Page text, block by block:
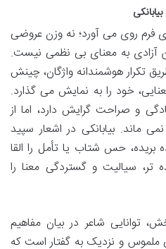
فرم روی می آورد؛ نه وزن عروضی
آزادی به معنای بی نظمی نیست.
تکرار هوشمندانه واژگان، چینش
خود را به نمایش می گذارد.
و صراحت گرایش دارد، اما از
ماند. بیابانکی در اشعار سپید
بریده، حس شتاب یا تأمل را القا
سیالیت و گستردگی معنا را
توانایی شاعر در بیان مفاهیم
ملموس و نزدیک به گفتار است که